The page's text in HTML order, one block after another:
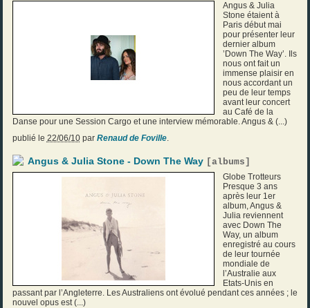
Angus & Julia
Stone étaient à
Paris début mai
pour présenter leur
dernier album
’Down The Way’. Ils
nous ont fait un
immense plaisir en
nous accordant un
peu de leur temps
avant leur concert
au Café de la
Danse pour une Session Cargo et une interview mémorable. Angus & (...)
publié le 22/06/10par Renaud de Foville.
Angus & Julia Stone - Down The Way [albums ]
Globe Trotteurs
Presque 3 ans
après leur 1er
album, Angus &
Julia reviennent
avec Down The
Way, un album
enregistré au cours
de leur tournée
mondiale de
l’Australie aux
Etats-Unis en
passant par l’Angleterre. Les Australiens ont évolué pendant ces années ; le
nouvel opus est (...)